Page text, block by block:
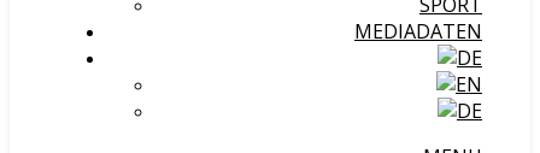
MEDIADATEN